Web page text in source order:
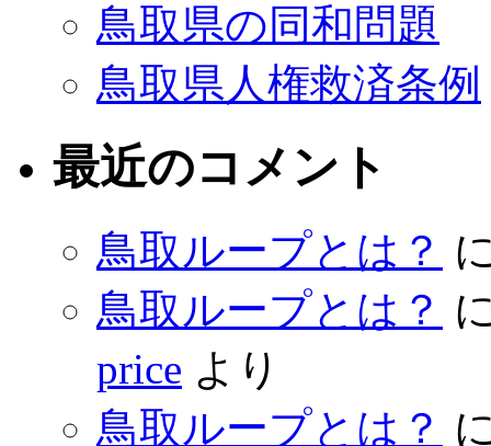
鳥取県の同和問題
鳥取県人権救済条例
最近のコメント
鳥取ループとは？
鳥取ループとは？
price より
鳥取ループとは？